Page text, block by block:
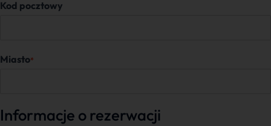
Kod pocztowy
Miasto*
Informacje o rezerwacji